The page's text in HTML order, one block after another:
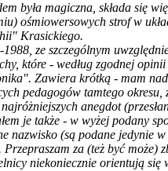
była magiczna, składa się
ośmiowersowych strof w
Krasickiego.
ze szczególnym
które - według zgodnej
Zawiera krótką - mam
pedagogów tamtego
anegdot
je także - w wyżej podany
nazwisko (są podane jedynie
za (też być może)
niekoniecznie orientują się